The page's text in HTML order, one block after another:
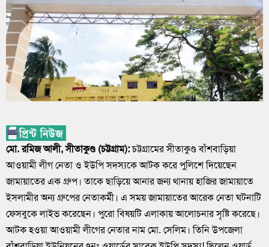
মো. রমিজ আলী, সীতাকুণ্ড (চট্টগ্রাম):চট্টগ্রামের সীতাকুণ্ড বাঁশবাড়িয়া
আওয়ামী লীগ নেতা ও ইউপি সদস্যকে আটক করে পুলিশে দিয়েছেন
জামায়াতের এক গ্রুপ। তাকে ছাড়িয়ে আনার জন্য থানায় হাজির জামায়াতে
ইসলামীর অন্য গ্রুপের নেতাকর্মী। এ সময় জামায়াতের আরেক নেতা ঘটনাটি
ফেসবুকে লাইভ করেছেন। পুরো বিষয়টি এলাকায় আলোচনার সৃষ্টি করেছে।
আটক হওয়া আওয়ামী লীগের নেতার নাম মো. সেলিম। তিনি উপজেলা